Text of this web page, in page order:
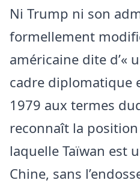
Ni Trump ni son
formellement
américaine dite d’«
cadre diplomatique
1979 aux termes
reconnaît la
laquelle Taïwan est
Chine, sans